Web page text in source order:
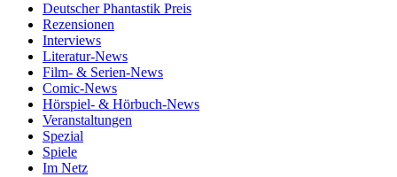
Deutscher Phantastik Preis
Rezensionen
Interviews
Literatur-News
Film- & Serien-News
Comic-News
Hörspiel- & Hörbuch-News
Veranstaltungen
Spezial
Spiele
Im Netz